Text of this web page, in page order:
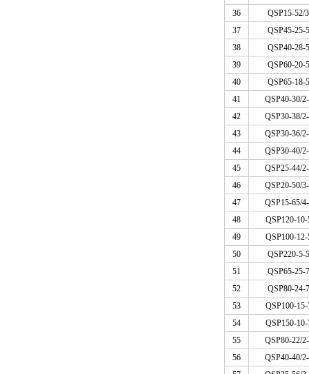
36
QSP15-52/
37
QSP45-25-
38
QSP40-28-
39
QSP60-20-
40
QSP65-18-
41
QSP40-30/
42
QSP30-38/
43
QSP30-36/
44
QSP30-40/
45
QSP25-44/
46
QSP20-50/
47
QSP15-65/
48
QSP120-10-
49
QSP100-12-
50
QSP220-5-
51
QSP65-25-
52
QSP80-24-
53
QSP100-15-
54
QSP150-10-
55
QSP80-22/
56
QSP40-40/